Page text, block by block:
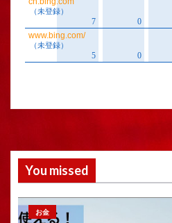
You missed
お金